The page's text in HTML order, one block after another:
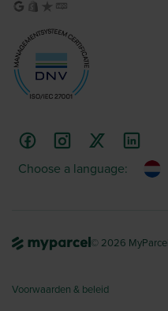
Choose a language:
© 2026
Voorwaarden & beleid